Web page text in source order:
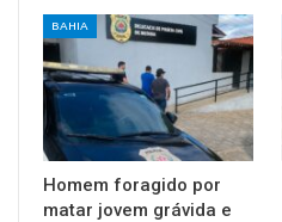
BAHIA
Homem foragido por
matar jovem grávida e